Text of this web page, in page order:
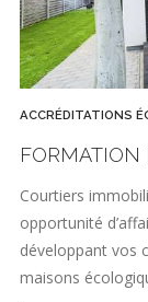
ACCRÉDITATIONS
FORMATION
Courtiers
opportunité
développant vos
maisons